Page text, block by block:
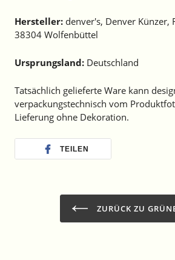
Hersteller: denver's, Denver Künzer,
38304 Wolfenbüttel
Ursprungsland: Deutschland
Tatsächlich gelieferte Ware kann
verpackungstechnisch vom
Lieferung ohne Dekoration.
TEILEN
ZURÜCK ZU